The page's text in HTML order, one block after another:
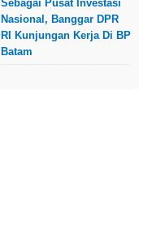
Sebagai Pusat Investasi
Nasional, Banggar DPR
RI Kunjungan Kerja Di BP
Batam